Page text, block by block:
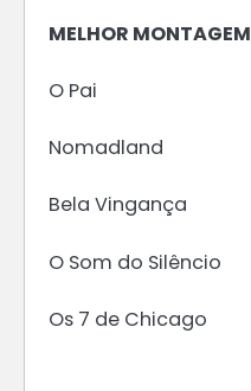
MELHOR MONTAGEM
O Pai
Nomadland
Bela Vingança
O Som do Silêncio
Os 7 de Chicago